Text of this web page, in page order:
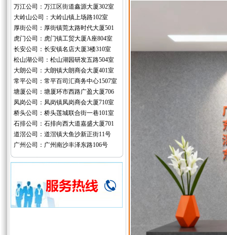
万江公司：万江区街道鑫源大厦302室
大岭山公司：大岭山镇上场路102室
厚街公司：厚街镇莞太路时代大厦501
虎门公司：虎门镇工贸大厦A座804室
长安公司：长安镇名店大厦3楼310室
松山湖公司：松山湖园研发五路504室
大朗公司：大朗镇大朗商会大厦401室
常平公司：常平百司汇商务中心1507室
塘厦公司：塘厦环市西路广盈大厦706
凤岗公司：凤岗镇凤岗商会大厦710室
桥头公司：桥头莲城联合街一巷101室
石排公司：石排向西大道嘉盛大厦701
道滘公司：道滘镇大鱼沙新正街11号
广州公司：广州南沙丰泽东路106号